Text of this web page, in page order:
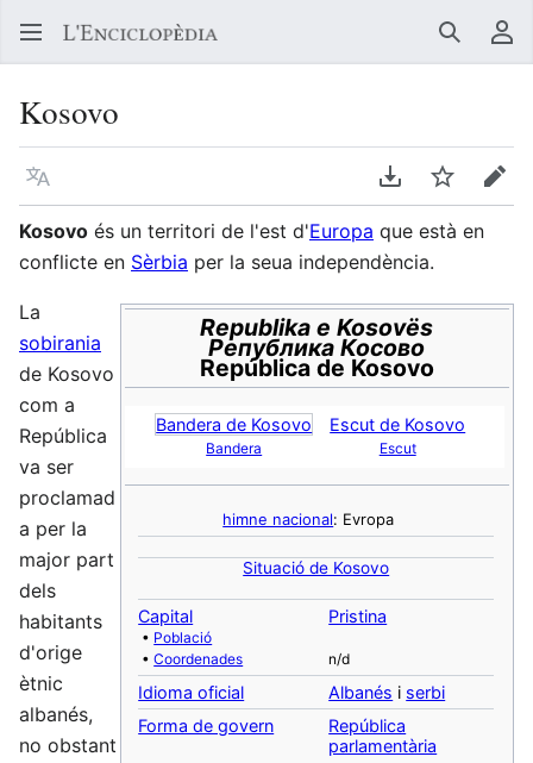
Buscar
Kosovo
Llegir en un atre idioma Descarregar en
Vigilar
Kosovo és un territori de l'est d'Europa que està en
conflicte en Sèrbia per la seua independència.
Republika e Kosovës
Република Косово
República de Kosovo
Bandera de Kosovo Escut de Kosovo
Bandera Escut
himne nacional: Evropa
Situació de Kosovo
Capital
• Població
•Coordenades
Pristina
n/d
Idioma oficial Albanés i serbi
Forma de govern
República
parlamentària
La
sobirania
de Kosovo
com a
República
va ser
proclamad
a per la
major part
dels
habitants
d'orige
ètnic
albanés,
no obstant